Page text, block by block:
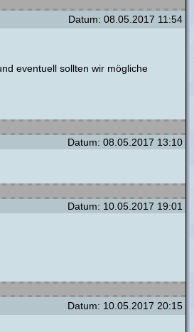
Datum: 08.05.2017 11:54
eventuell sollten wir mögliche
Datum: 08.05.2017 13:10
Datum: 10.05.2017 19:01
Datum: 10.05.2017 20:15